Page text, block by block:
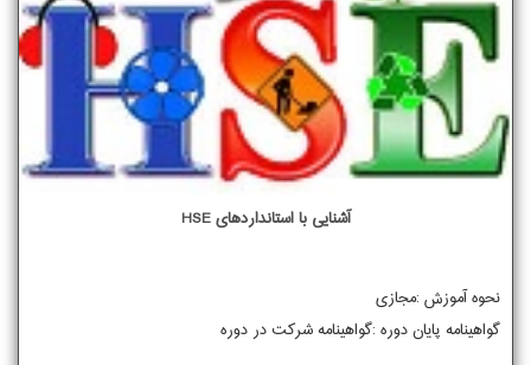
آشنایی با استانداردهای HSE
نحوه آموزش :مجازی
گواهینامه پایان دوره :گواهینامه شرکت در دوره